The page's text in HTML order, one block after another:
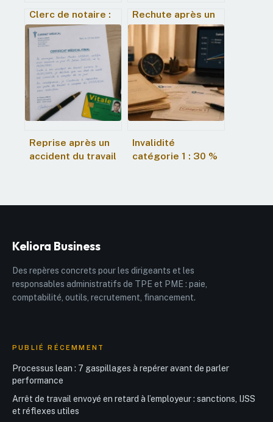
Clerc de notaire :
entre prestige et
pression, le bilan
complet du métier
Rechute après un
accident de travail
: procédures,
délais et
protection de vos
droits
Reprise après un
accident du travail
Invalidité
catégorie 1 : 30 %
Keliora Business
Des repères concrets pour les dirigeants et les
responsables administratifs de TPE et PME : paie,
comptabilité, outils, recrutement, financement.
PUBLIÉ RÉCEMMENT
Processus lean : 7 gaspillages à repérer avant de parler
performance
Arrêt de travail envoyé en retard à l’employeur : sanctions, IJSS
et réflexes utiles